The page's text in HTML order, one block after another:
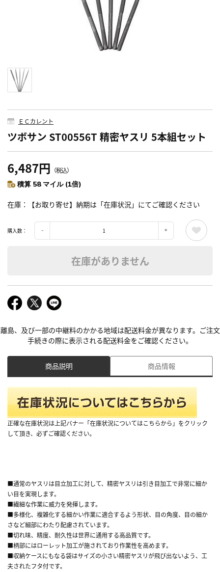
ＥＣカレント
ツボサン ST00556T 精密ヤスリ 5本組セット
6,487円 （税込）
積算 58 マイル (1倍)
在庫 【お取り寄せ】納期は「在庫状況」にてご確認ください
購入数：
在庫がありません
離島、及び一部の中継料のかかる地域は配送料金が異なります。ご注文
手続きの際に表示される配送料金をご確認ください。
商品説明 商品情報
正確な在庫状況は上記バナー「在庫状況についてはこちらから」をクリック
して頂き、必ずご確認ください。
■通常のヤスリは目立加工に対して、精密ヤスリは引き目加工で非常に細か
い目を実現します。
■繊細な作業に威力を発揮します。
■多様化、複雑化する細かい作業に適合するよう形状、目の角度、目の細か
さなど細部にわたり配慮されています。
■切れ味、精度、耐久性は世界に通用する高品質です。
■柄部にはローレット加工が施されており作業性を高めます。
■収納ケースにもなる袋はサイズの小さい精密ヤスリが飛び出ないよう、工
夫されたフタ付です。